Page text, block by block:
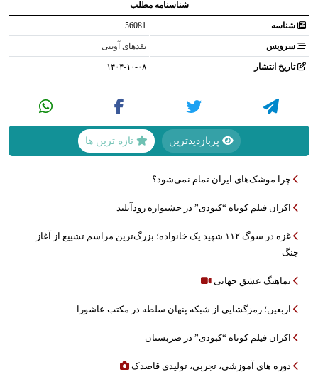
شناسنامه مطلب
شناسه 56081
سرویس نقدهای آوینی
تاریخ انتشار ۱۴۰۴-۱۰-۰۸
پربازدیدترین تازه ترین ها
چرا موشک‌های ایران تمام نمی‌شود؟
اکران فیلم کوتاه “کبودی” در جشنواره رودآیلند
غزه در سوگ ۱۱۲ شهید یک خانواده؛ بزرگ‌ترین مراسم تشییع از آغاز
جنگ
نماهنگ عشق جهانی
اربعین؛ رمزگشایی از شبکه پنهان سلطه در مکتب عاشورا
اکران فیلم کوتاه “کبودی” در صربستان
دوره های آموزشی، تجربی، تولیدی قاصدک